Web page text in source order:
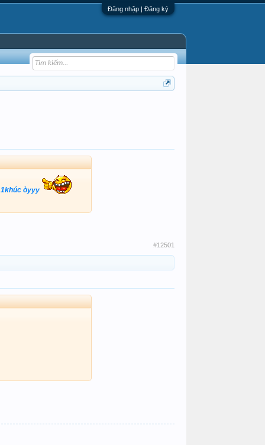
Đăng nhập | Đăng ký
1khúc òyyy
#12501